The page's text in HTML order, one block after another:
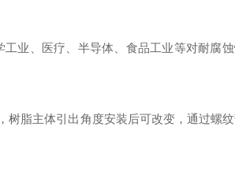
业、医疗、半导体、食品工业等对耐腐
树脂主体引出角度安装后可改变，通过螺